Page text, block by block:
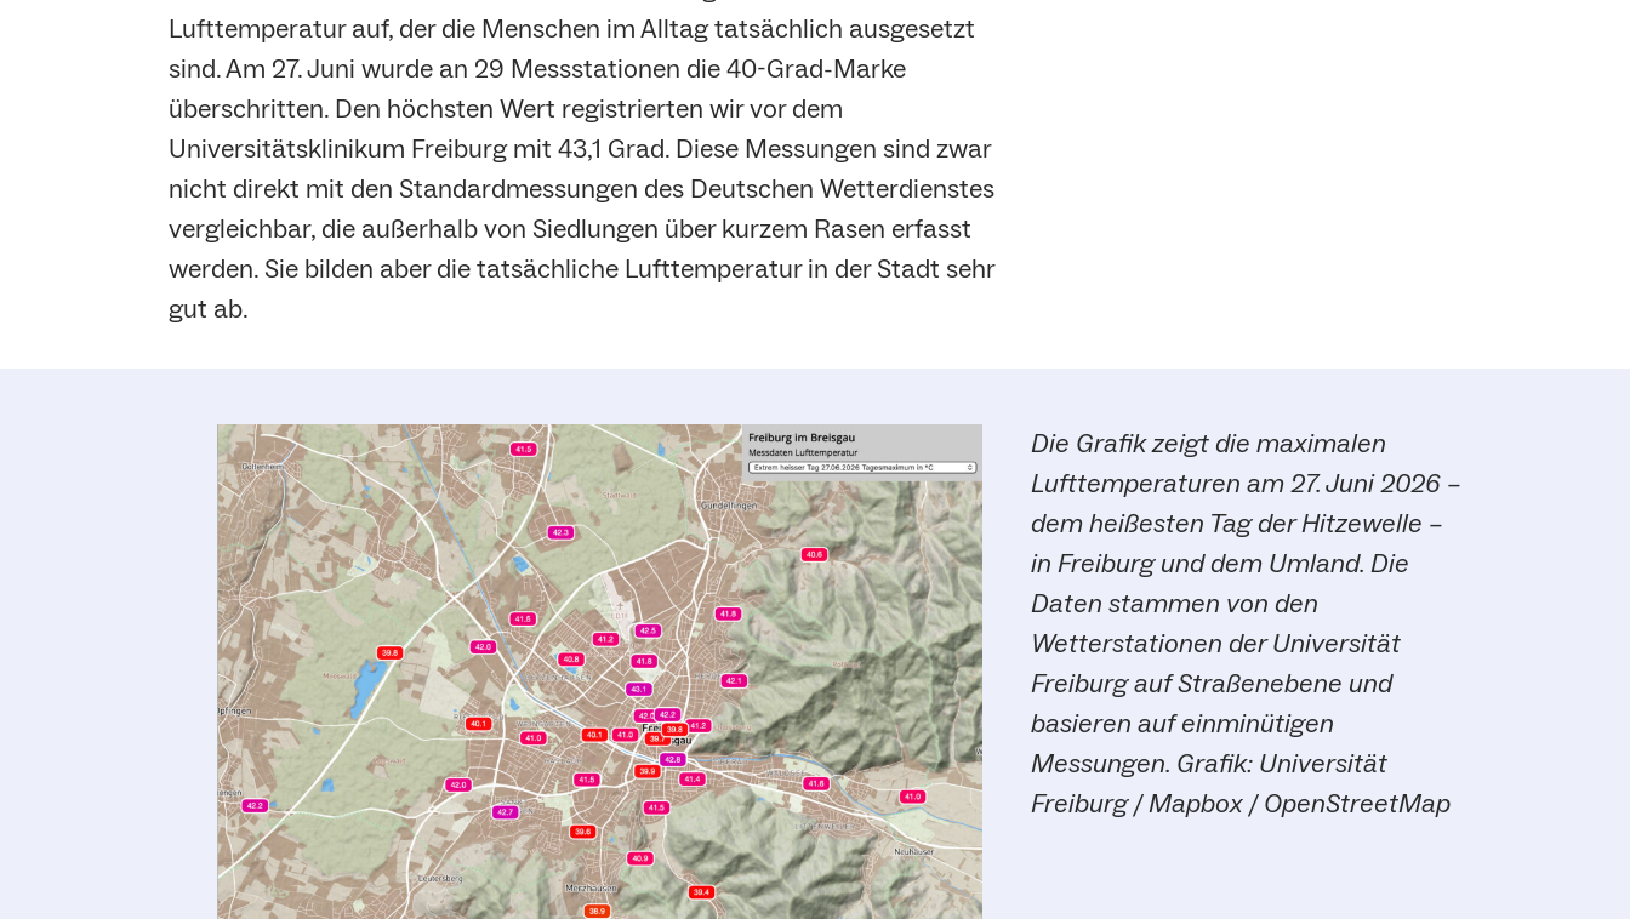
Lufttemperatur auf, der die Menschen im Alltag tatsächlich ausgesetzt
sind. Am 27. Juni wurde an 29 Messstationen die 40-Grad-Marke
überschritten. Den höchsten Wert registrierten wir vor dem
Universitätsklinikum Freiburg mit 43,1 Grad. Diese Messungen sind zwar
nicht direkt mit den Standardmessungen des Deutschen Wetterdienstes
vergleichbar, die außerhalb von Siedlungen über kurzem Rasen erfasst
werden. Sie bilden aber die tatsächliche Lufttemperatur in der Stadt sehr
gut ab.
Die Grafik zeigt die maximalen
Lufttemperaturen am 27. Juni 2026 –
dem heißesten Tag der Hitzewelle –
in Freiburg und dem Umland. Die
Daten stammen von den
Wetterstationen der Universität
Freiburg auf Straßenebene und
basieren auf einminütigen
Messungen. Grafik: Universität
Freiburg / Mapbox / OpenStreetMap